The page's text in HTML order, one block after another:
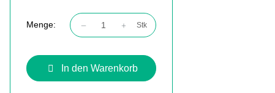
Menge:
Produkt Anzahl: Gib den gewünschten
Stk
In den Warenkorb